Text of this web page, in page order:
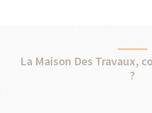
La Maison Des Travaux,
?